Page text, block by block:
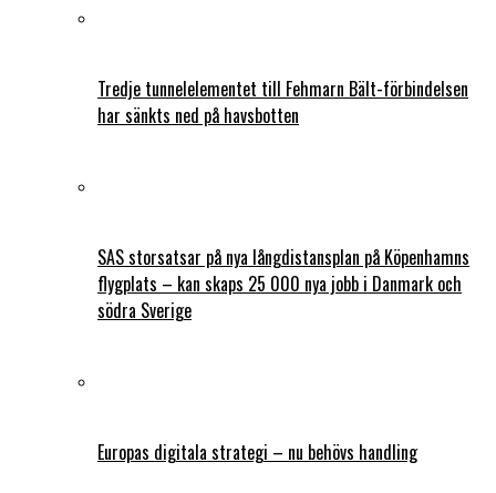
Tredje tunnelelementet till Fehmarn Bält-förbindelsen
har sänkts ned på havsbotten
SAS storsatsar på nya långdistansplan på Köpenhamns
flygplats – kan skaps 25 000 nya jobb i Danmark och
södra Sverige
Europas digitala strategi – nu behövs handling